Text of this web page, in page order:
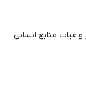
غیاب منابع انسانی